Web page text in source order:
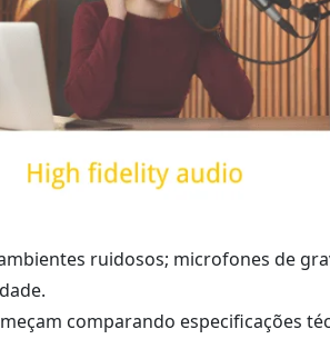
ruidosos; microfones de
comparando especificações